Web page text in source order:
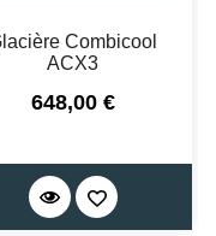
Combicool
ACX3
Prix
648,00 €